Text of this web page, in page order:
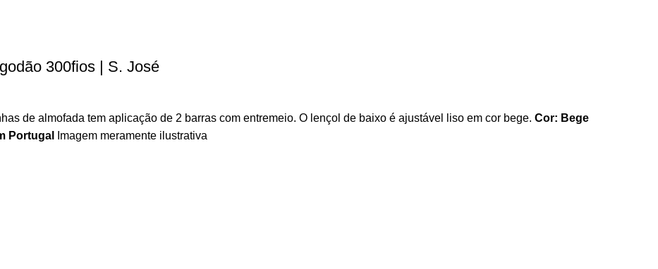
300fios | S. José
de almofada tem aplicação de 2 barras com entremeio. O lençol de baixo é ajustável liso em cor bege. Cor: Bege
Portugal Imagem meramente ilustrativa